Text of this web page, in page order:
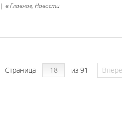
| вГлавное, Новости
Страница из 91